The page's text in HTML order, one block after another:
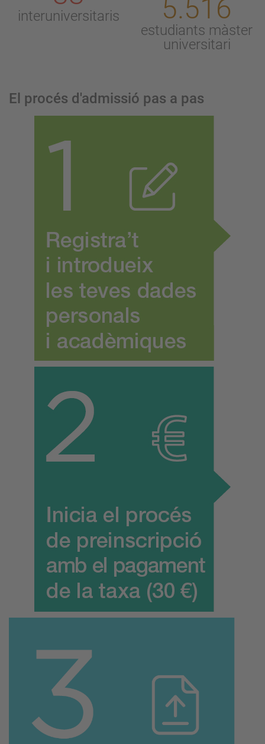
interuniversitaris 5.516
estudiants màster
universitari
El procés d'admissió pas a pas